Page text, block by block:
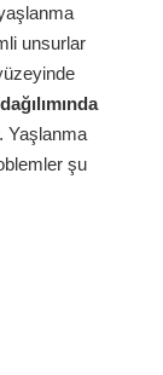
unsurlar
Yaşlanma
şu